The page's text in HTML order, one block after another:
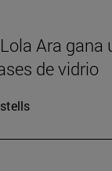
Ara
de vidrio